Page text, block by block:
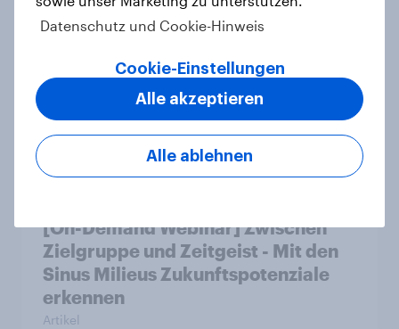
gedacht: Neue YouGov-Studie zeigt
erstmals die Shopper-Perspektive
auf Werbung am Point of Sale
Artikel
[On-Demand Webinar] Zwischen
Zielgruppe und Zeitgeist - Mit den
Sinus Milieus Zukunftspotenziale
erkennen
Artikel
Datenschutz und Cookie-Hinweis
Cookie-Einstellungen
Alle ablehnen
Alle akzeptieren